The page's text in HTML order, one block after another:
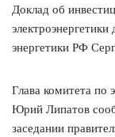
Доклад об
энергетики РФ
Глава комитета по
Юрий Липатов
заседании